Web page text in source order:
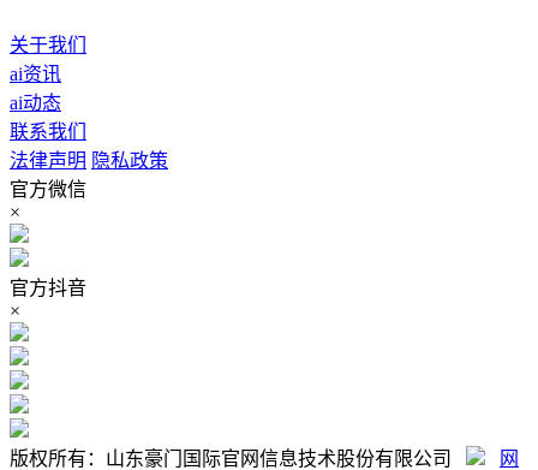
关于我们
ai资讯
ai动态
联系我们
法律声明 隐私政策
官方微信
×
官方抖音
×
版权所有：山东豪门国际官网信息技术股份有限公司
网